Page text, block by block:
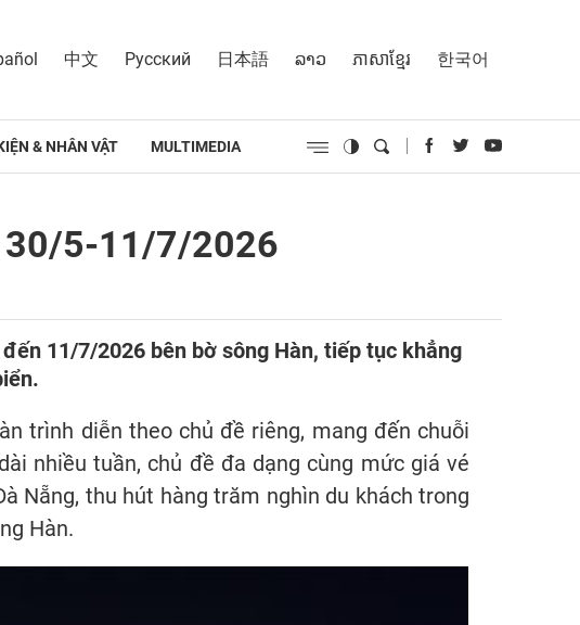
中文 Русский 日本語 ລາວ ភាសាខ្មែរ 한국어
& NHÂN VẬT MULTIMEDIA
30/5-11/7/2026
11/7/2026 bên bờ sông Hàn, tiếp tục khẳng
trình diễn theo chủ đề riêng, mang đến chuỗi
nhiều tuần, chủ đề đa dạng cùng mức giá vé
Nẵng, thu hút hàng trăm nghìn du khách trong
Hàn.